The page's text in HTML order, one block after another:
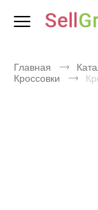
Главная
Кроссовки